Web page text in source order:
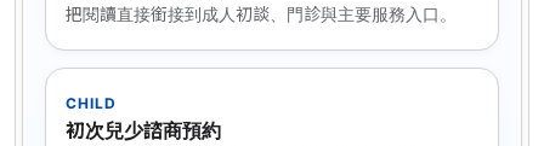
把閱讀直接銜接到成人初談、門診與主要服務入口。
CHILD
初次兒少諮商預約